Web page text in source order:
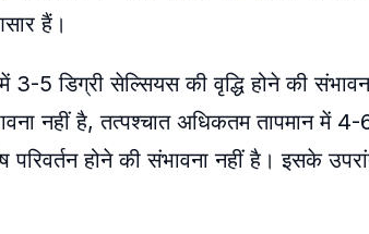
हैं।
3-5 डिग्री सेल्सियस की वृद्धि होने की
नहीं है, तत्पश्चात अधिकतम तापमान में
परिवर्तन होने की संभावना नहीं है। इसके